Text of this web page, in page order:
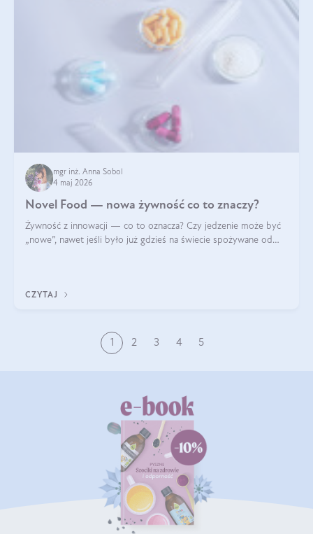
mgr inż. Anna Sobol
4 maj 2026
Novel Food — nowa żywność co to znaczy?
Żywność z innowacji — co to oznacza? Czy jedzenie może być
„nowe”, nawet jeśli było już gdzieś na świecie spożywane od
CZYTAJ
1 2 3 4 5